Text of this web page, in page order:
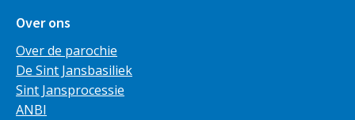
Over ons
Over de parochie
De Sint Jansbasiliek
Sint Jansprocessie
ANBI